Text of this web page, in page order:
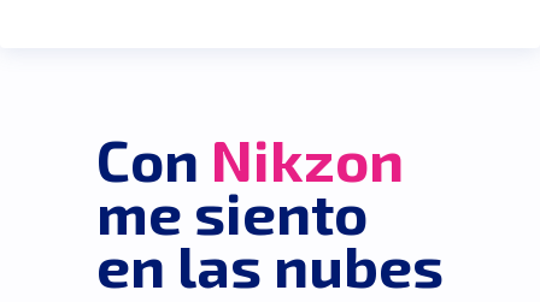
Con Nikzon
me siento
en las nubes